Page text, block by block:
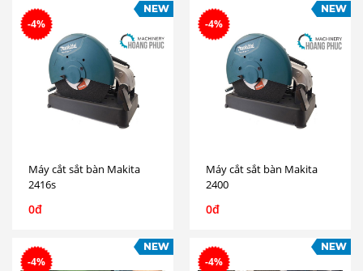
-4%
Máy cắt sắt bàn Makita
2416s
0đ
-4%
Máy cắt sắt bàn Makita
2400
0đ
-4% -4%